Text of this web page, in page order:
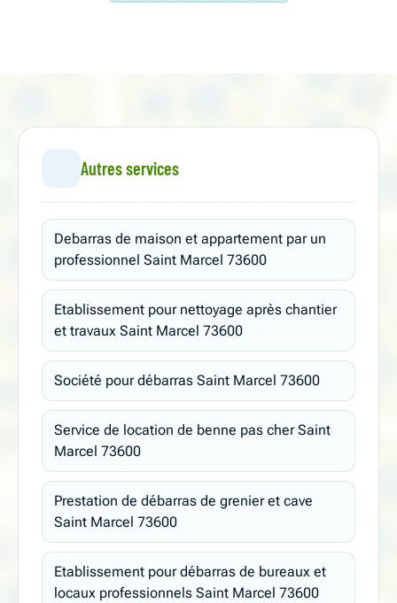
Autres services
Debarras de maison et appartement par un
professionnel Saint Marcel 73600
Etablissement pour nettoyage après chantier
et travaux Saint Marcel 73600
Société pour débarras Saint Marcel 73600
Service de location de benne pas cher Saint
Marcel 73600
Prestation de débarras de grenier et cave
Saint Marcel 73600
Etablissement pour débarras de bureaux et
locaux professionnels Saint Marcel 73600